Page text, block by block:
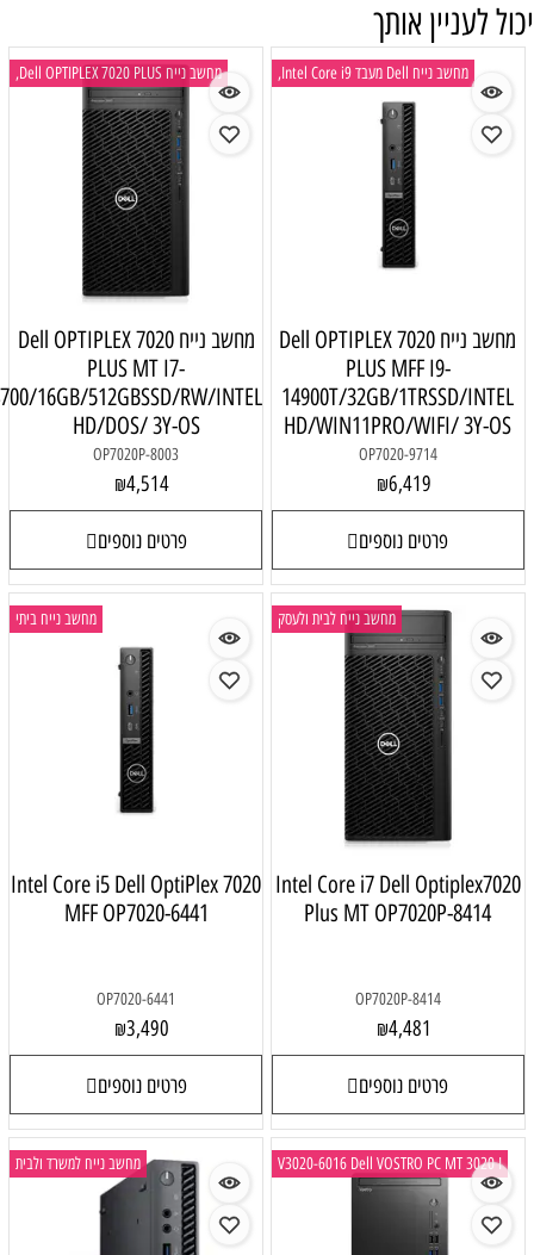
לעניין אותך
מחשב נייח Dell מעבד Intel Core i9,
מחשב נייח Dell OPTIPLEX 7020
PLUS MFF I9-
14900T/32GB/1TRSSD/INTEL
HD/WIN11PRO/WIFI/ 3Y-OS
OP7020-9714
₪6,419
פרטים נוספים
מחשב נייח Dell OPTIPLEX 7020 PLUS,
מחשב נייח Dell OPTIPLEX 7020
PLUS MT I7-
14700/16GB/512GBSSD/RW/INTEL
HD/DOS/ 3Y-OS
OP7020P-8003
₪4,514
פרטים נוספים
מחשב נייח לבית ולעסק
Intel Core i7 Dell
Plus MT OP7020P-8414
OP7020P-8414
₪4,481
פרטים נוספים
מחשב נייח ביתי
Intel Core i5 Dell OptiPlex 7020
MFF OP7020-6441
OP7020-6441
₪3,490
פרטים נוספים
V3020-6016 Dell VOSTRO PC MT 3020 I מחשב נייח למשרד ולבית